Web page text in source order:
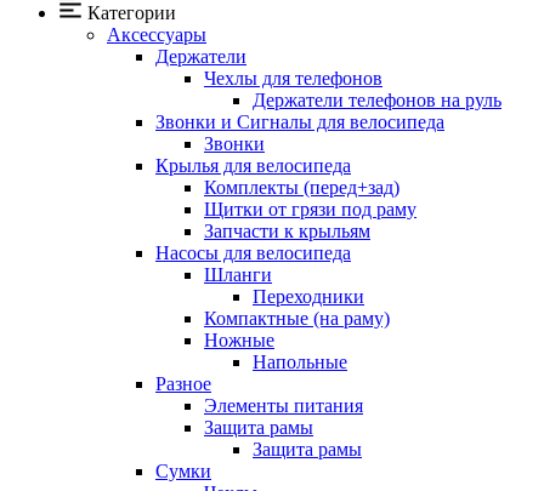
Категории
Аксессуары
Держатели
Чехлы для телефонов
Держатели телефонов на руль
Звонки и Сигналы для велосипеда
Звонки
Крылья для велосипеда
Комплекты (перед+зад)
Щитки от грязи под раму
Запчасти к крыльям
Насосы для велосипеда
Шланги
Переходники
Компактные (на раму)
Ножные
Напольные
Разное
Элементы питания
Защита рамы
Защита рамы
Сумки